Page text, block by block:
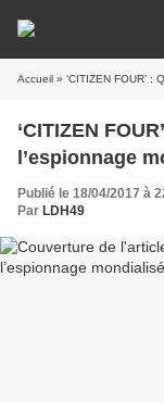
Accueil » ‘CITIZEN FOUR’ :
‘CITIZEN
l’espionnage
Publié le 18/04/2017 à
Par LDH49